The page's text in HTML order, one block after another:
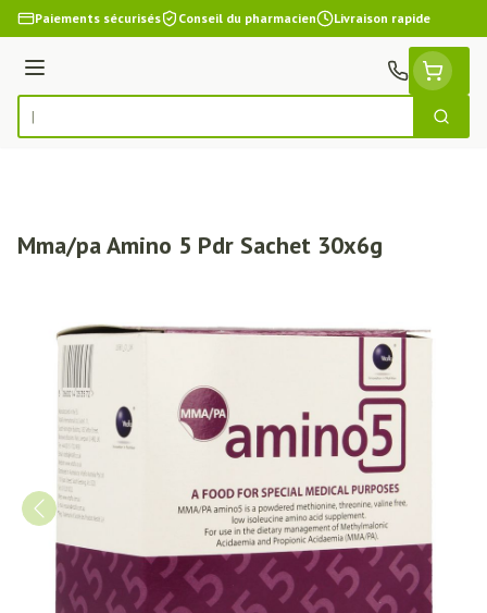
Aller au contenu
Paiements sécurisés Conseil du pharmacien Livraison rapide
Menu
Rechercher
Mma/pa Amino 5 Pdr Sachet 30x6g